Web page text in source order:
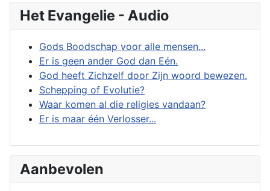
Het Evangelie - Audio
Gods Boodschap voor alle mensen...
Er is geen ander God dan Eén.
God heeft Zichzelf door Zijn woord bewezen.
Schepping of Evolutie?
Waar komen al die religies vandaan?
Er is maar één Verlosser...
Aanbevolen